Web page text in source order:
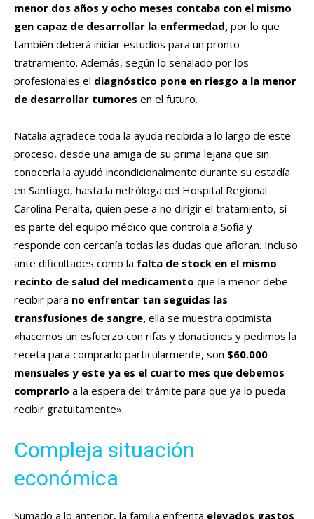
menor dos años y ocho meses contaba con el mismo
gen capaz de desarrollar la enfermedad, por lo que
también deberá iniciar estudios para un pronto
tratramiento. Además, según lo señalado por los
profesionales el diagnóstico pone en riesgo a la menor
de desarrollar tumores en el futuro.
Natalia agradece toda la ayuda recibida a lo largo de este
proceso, desde una amiga de su prima lejana que sin
conocerla la ayudó incondicionalmente durante su estadía
en Santiago, hasta la nefróloga del Hospital Regional
Carolina Peralta, quien pese a no dirigir el tratamiento, sí
es parte del equipo médico que controla a Sofía y
responde con cercanía todas las dudas que afloran. Incluso
ante dificultades como la falta de stock en el mismo
recinto de salud del medicamento que la menor debe
recibir para no enfrentar tan seguidas las
transfusiones de sangre, ella se muestra optimista
«hacemos un esfuerzo con rifas y donaciones y pedimos la
receta para comprarlo particularmente, son $60.000
mensuales y este ya es el cuarto mes que debemos
comprarlo a la espera del trámite para que ya lo pueda
recibir gratuitamente».
Compleja situación
económica
Sumado a lo anterior, la familia enfrenta elevados gastos